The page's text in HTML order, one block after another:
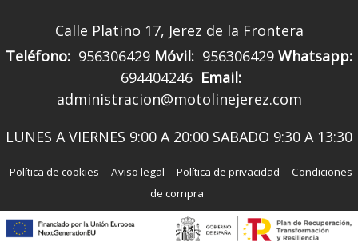
Calle Platino 17, Jerez de la Frontera
Teléfono: 956306429 Móvil: 956306429 Whatsapp:
694404246 Email:
administracion@motolinejerez.com
LUNES A VIERNES 9:00 A 20:00 SABADO 9:30 A 13:30
Política de cookies Aviso legal Política de privacidad
Condiciones
de compra